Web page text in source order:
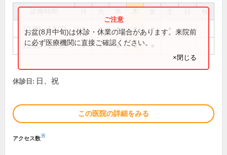
祝
10:00～13:00 ● ● ● ● ●
15:00～18:30 ● ● ● ●
お盆(8月中旬)は休診・休業の場合があります。来院前
に必ず医療機関に直接ご確認ください。
×閉じる
休診日: 日、祝
この医院の詳細をみる
アクセス数※